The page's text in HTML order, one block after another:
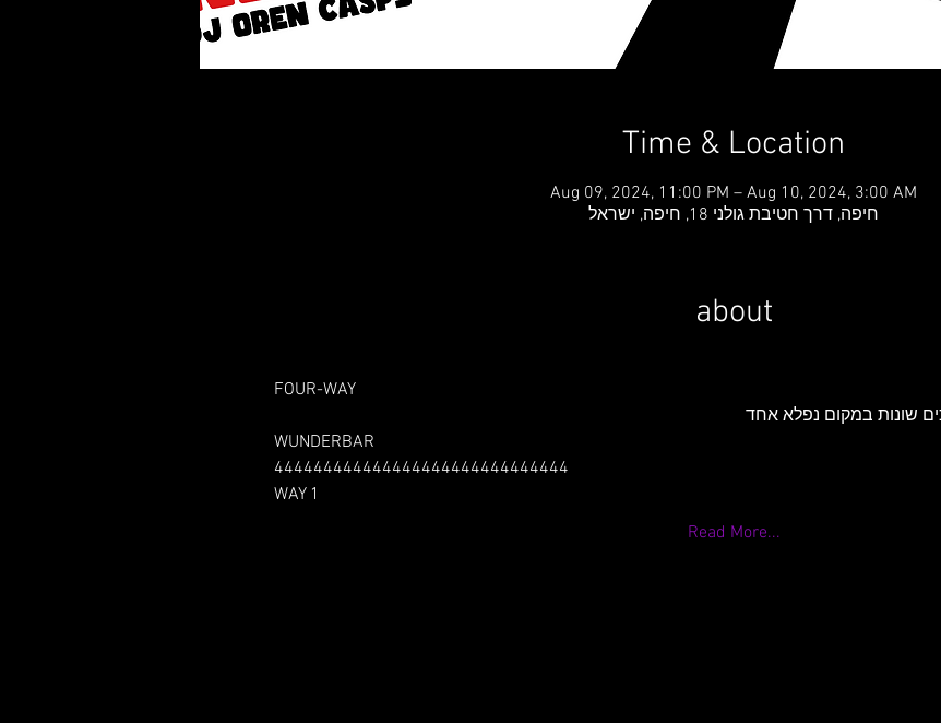
Time & Location
Aug 09, 2024, 11:00 PM – Aug 10, 2024, 3:00 AM
חיפה, דרך חטיבת גולני 18, חיפה, ישראל
about
FOUR-WAY
WUNDERBAR
444444444444444444444444444444
WAY 1
Read More...